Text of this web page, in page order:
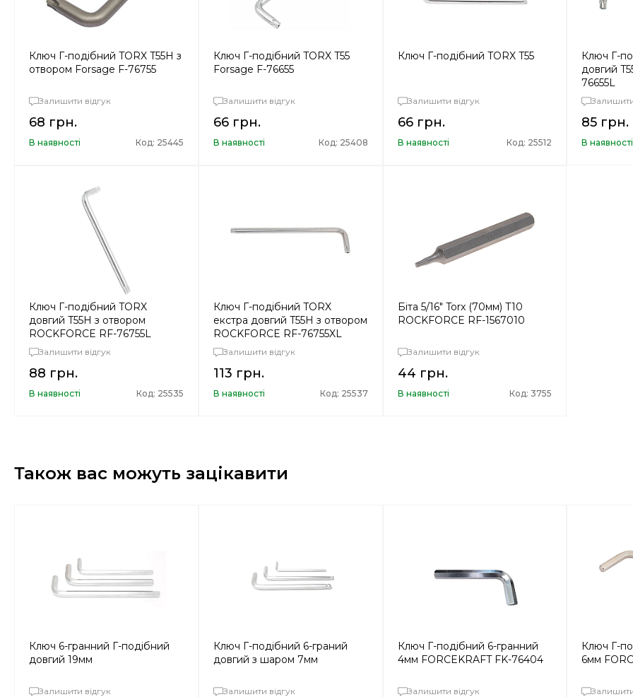
Ключ Г-подібний TORX T55H з
отвором Forsage F-76755
Залишити відгук
68 грн.
В наявності Код: 25445
Ключ Г-подібний TORX T55
Forsage F-76655
Залишити відгук
66 грн.
В наявності Код: 25408
Ключ Г-подібний TORX T55
Залишити відгук
66 грн.
В наявності Код: 25512
Ключ Г-
довгий
76655L
85 грн.
В наявності
Ключ Г-подібний TORX
довгий T55H з отвором
ROCKFORCE RF-76755L
Залишити відгук
88 грн.
В наявності Код: 25535
Ключ Г-подібний TORX
екстра довгий T55H з отвором
ROCKFORCE RF-76755XL
Залишити відгук
113 грн.
В наявності Код: 25537
Біта 5/16" Torx (70мм) T10
ROCKFORCE RF-1567010
Залишити відгук
44 грн.
В наявності Код: 3755
Також вас можуть зацікавити
Ключ 6-гранний Г-подібний
довгий 19мм
Залишити відгук
Ключ Г-подібний 6-граний
довгий з шаром 7мм
Залишити відгук
Ключ Г-подібний 6-гранний
4мм FORCEKRAFT FK-76404
Залишити відгук
Ключ Г-
6мм